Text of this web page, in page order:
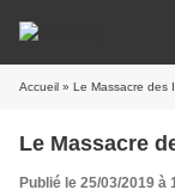
Accueil » Le Massacre des
Le Massacre
Publié le 25/03/2019 à